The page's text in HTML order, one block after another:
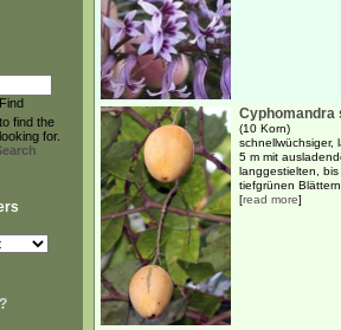
find the
for.
Cyphomandra
(10 Korn)
schnellwüchsiger,
5 m mit
langgestielten,
tiefgrünen
[read more]